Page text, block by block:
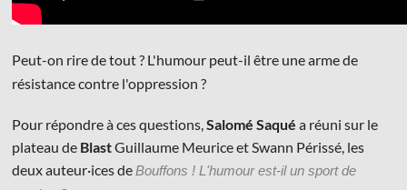
Peut-on rire de tout ? L'humour peut-il être une arme de
résistance contre l'oppression ?
Pour répondre à ces questions,Salomé Saqué a réuni sur le
plateau de BlastGuillaume Meurice et Swann Périssé, les
deux auteur·ices deBouffons ! L'humour est-il un sport de